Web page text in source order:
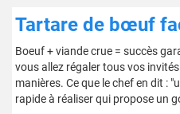
Tartare de bœuf
Boeuf + viande crue = succès
vous allez régaler tous vos
manières. Ce que le chef en dit :
rapide à réaliser qui propose un